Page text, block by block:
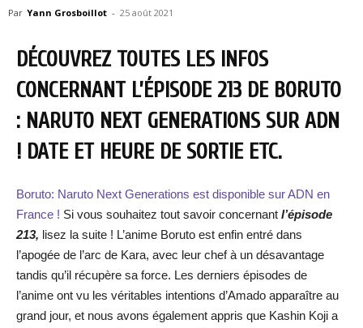
Par Yann Grosboillot - 25 août 2021
DÉCOUVREZ TOUTES LES INFOS
CONCERNANT L’ÉPISODE 213 DE BORUTO
: NARUTO NEXT GENERATIONS SUR ADN
! DATE ET HEURE DE SORTIE ETC.
Boruto: Naruto Next Generations est disponible sur ADN en
France ! Si vous souhaitez tout savoir concernant l’épisode
213, lisez la suite ! L’anime Boruto est enfin entré dans
l’apogée de l’arc de Kara, avec leur chef à un désavantage
tandis qu’il récupère sa force. Les derniers épisodes de
l’anime ont vu les véritables intentions d’Amado apparaître au
grand jour, et nous avons également appris que Kashin Koji a